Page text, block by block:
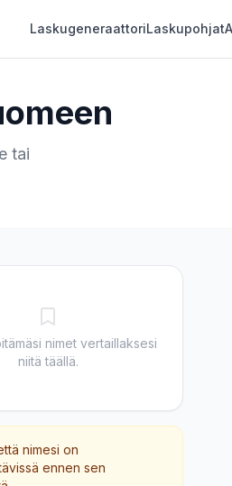
LaskugeneraattoriLaskupohjat
tai
nimet vertaillaksesi
niitä täällä.
nimesi on
ennen sen